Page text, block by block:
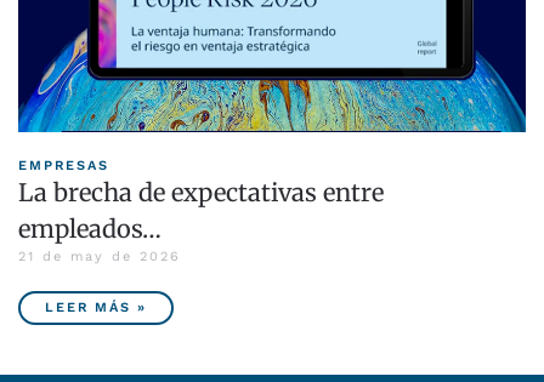
EMPRESAS
La brecha de expectativas entre
empleados…
21 de may de 2026
LEER MÁS »